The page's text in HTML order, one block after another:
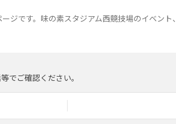
ジです。味の素スタジアム西競技場のイベン
でご確認ください。